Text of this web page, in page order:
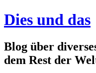
Dies und das
Blog über
dem Rest der